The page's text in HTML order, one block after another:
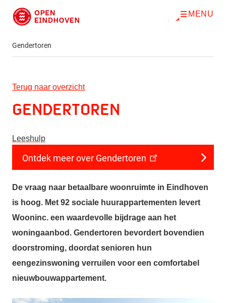
Direct naar de inhoud
O
MENU
Gendertoren
Terug naar overzicht
Gendertoren
Leeshulp
Ontdek meer over Gendertoren
De vraag naar betaalbare woonruimte in Eindhoven
is hoog. Met 92 sociale huurappartementen levert
Wooninc. een waardevolle bijdrage aan het
woningaanbod. Gendertoren bevordert bovendien
doorstroming, doordat senioren hun
eengezinswoning verruilen voor een comfortabel
nieuwbouwappartement.